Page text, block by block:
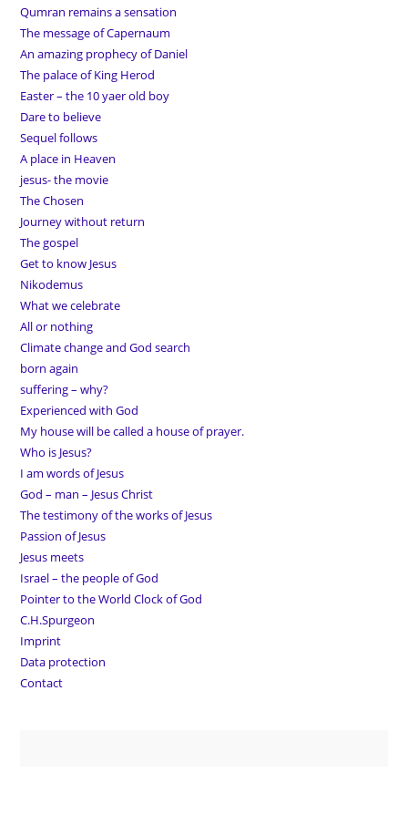
Qumran remains a sensation
The message of Capernaum
An amazing prophecy of Daniel
The palace of King Herod
Easter – the 10 yaer old boy
Dare to believe
Sequel follows
A place in Heaven
jesus- the movie
The Chosen
Journey without return
The gospel
Get to know Jesus
Nikodemus
What we celebrate
All or nothing
Climate change and God search
born again
suffering – why?
Experienced with God
My house will be called a house of prayer.
Who is Jesus?
I am words of Jesus
God – man – Jesus Christ
The testimony of the works of Jesus
Passion of Jesus
Jesus meets
Israel – the people of God
Pointer to the World Clock of God
C.H.Spurgeon
Imprint
Data protection
Contact